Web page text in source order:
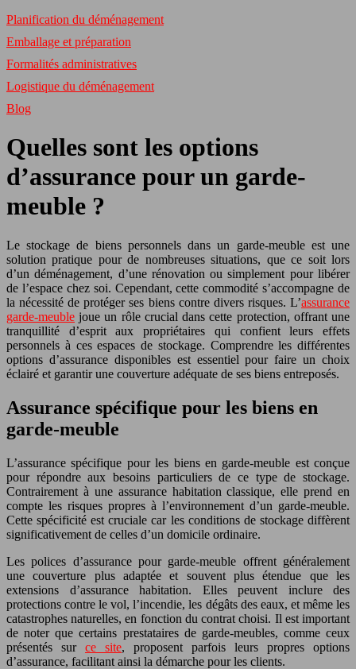
Planification du déménagement
Emballage et préparation
Formalités administratives
Logistique du déménagement
Blog
Quelles sont les options
d’assurance pour un garde-
meuble ?
Le stockage de biens personnels dans un garde-meuble est une
solution pratique pour de nombreuses situations, que ce soit lors
d’un déménagement, d’une rénovation ou simplement pour libérer
de l’espace chez soi. Cependant, cette commodité s’accompagne de
la nécessité de protéger ses biens contre divers risques. L’assurance
garde-meuble joue un rôle crucial dans cette protection, offrant une
tranquillité d’esprit aux propriétaires qui confient leurs effets
personnels à ces espaces de stockage. Comprendre les différentes
options d’assurance disponibles est essentiel pour faire un choix
éclairé et garantir une couverture adéquate de ses biens entreposés.
Assurance spécifique pour les biens en
garde-meuble
L’assurance spécifique pour les biens en garde-meuble est conçue
pour répondre aux besoins particuliers de ce type de stockage.
Contrairement à une assurance habitation classique, elle prend en
compte les risques propres à l’environnement d’un garde-meuble.
Cette spécificité est cruciale car les conditions de stockage diffèrent
significativement de celles d’un domicile ordinaire.
Les polices d’assurance pour garde-meuble offrent généralement
une couverture plus adaptée et souvent plus étendue que les
extensions d’assurance habitation. Elles peuvent inclure des
protections contre le vol, l’incendie, les dégâts des eaux, et même les
catastrophes naturelles, en fonction du contrat choisi. Il est important
de noter que certains prestataires de garde-meubles, comme ceux
présentés sur ce site, proposent parfois leurs propres options
d’assurance, facilitant ainsi la démarche pour les clients.